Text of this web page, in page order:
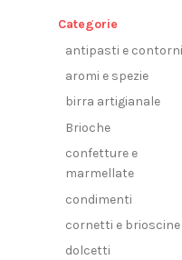
Categorie
antipasti e contorni
aromi e spezie
birra artigianale
Brioche
confetture e
marmellate
condimenti
cornetti e brioscine
dolcetti